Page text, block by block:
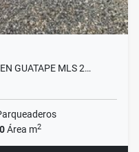
GUATAPE MLS 2…
Área m2